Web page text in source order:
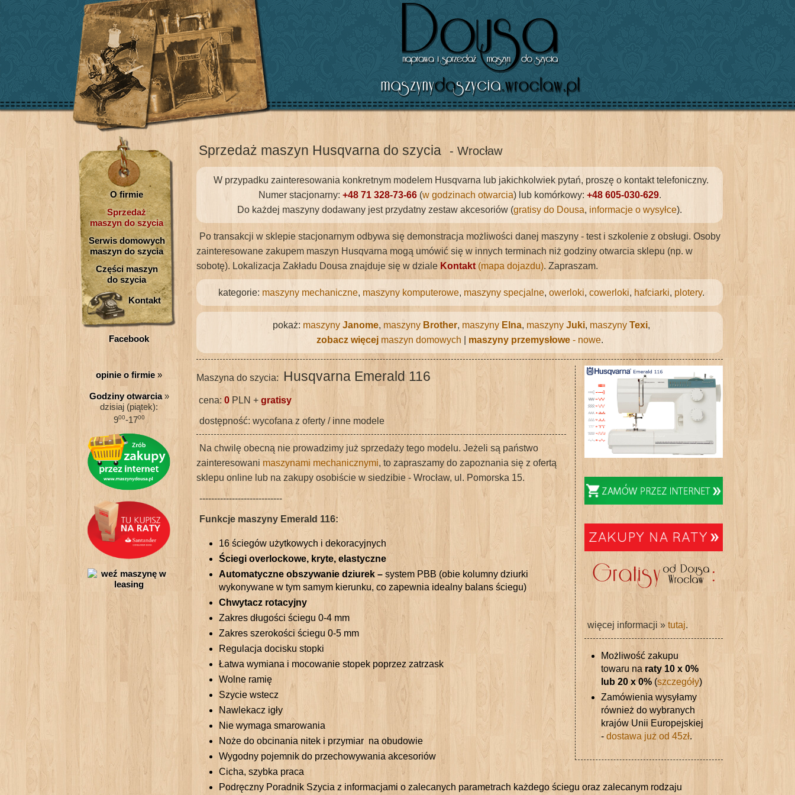
O firmie
Sprzedaż
maszyn do szycia
Serwis domowych
maszyn do szycia
Części maszyn
do szycia
Kontakt
Facebook
opinie o firmie »
Godziny otwarcia»
dzisiaj (piątek):
900-1700
Sprzedaż maszyn Husqvarna do szycia - Wrocław
W przypadku zainteresowania konkretnym modelem Husqvarna lub jakichkolwiek pytań, proszę o kontakt telefoniczny.
Numer stacjonarny: +48 71 328-73-66(w godzinach otwarcia) lub komórkowy: +48 605-030-629.
Do każdej maszyny dodawany jest przydatny zestaw akcesoriów (gratisy do Dousa, informacje o wysyłce).
Po transakcji w sklepie stacjonarnym odbywa się demonstracja możliwości danej maszyny - test i szkolenie z obsługi. Osoby
zainteresowane zakupem maszyn Husqvarna mogą umówić się w innych terminach niż godziny otwarcia sklepu (np. w
sobotę). Lokalizacja Zakładu Dousa znajduje się w dziale Kontakt (mapa dojazdu). Zapraszam.
kategorie: maszyny mechaniczne, maszyny komputerowe, maszyny specjalne, owerloki, cowerloki, hafciarki, plotery.
pokaż: maszyny Janome, maszyny Brother, maszyny Elna, maszyny Juki, maszyny Texi,
zobacz więcejmaszyn domowych maszyny przemysłowe- nowe.
więcej informacji » tutaj.
Możliwość zakupu
towaru na raty 10 x 0%
lub 20 x 0% (szczegóły)
Zamówienia wysyłamy
również do wybranych
krajów Unii Europejskiej
- dostawa już od 45zł.
Maszyna do szycia: Husqvarna Emerald 116
cena: 0 PLN + gratisy
dostępność: wycofana z oferty / inne modele
Na chwilę obecną nie prowadzimy już sprzedaży tego modelu. Jeżeli są państwo
zainteresowani maszynami mechanicznymi, to zapraszamy do zapoznania się z ofertą
sklepu online lub na zakupy osobiście w siedzibie - Wrocław, ul. Pomorska 15.
----------------------------
Funkcje maszyny Emerald 116:
16 ściegów użytkowych i dekoracyjnych
Ściegi overlockowe, kryte, elastyczne
Automatyczne obszywanie dziurek – system PBB (obie kolumny dziurki
wykonywane w tym samym kierunku, co zapewnia idealny balans ściegu)
Chwytacz rotacyjny
Zakres długości ściegu 0-4 mm
Zakres szerokości ściegu 0-5 mm
Regulacja docisku stopki
Łatwa wymiana i mocowanie stopek poprzez zatrzask
Wolne ramię
Szycie wstecz
Nawlekacz igły
Nie wymaga smarowania
Noże do obcinania nitek i przymiar na obudowie
Wygodny pojemnik do przechowywania akcesoriów
Cicha, szybka praca
Podręczny Poradnik Szycia z informacjami o zalecanych parametrach każdego ściegu oraz zalecanym rodzaju